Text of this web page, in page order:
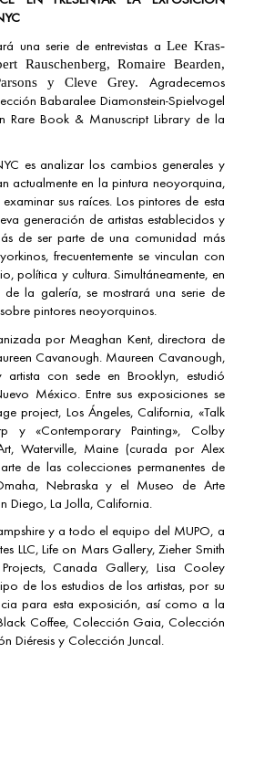
una serie de entrevistas aLee Kras-
Rauschenberg, Romaire Bearden,
y Cleve Grey.
Agradecemos
Babaralee Diamonstein-Spielvogel
Rare Book & Manuscript Library de la
es analizar los cambios generales y
actualmente en la pintura neoyorquina,
sus raíces. Los pintores de esta
generación de artistas establecidos y
de ser parte de una comunidad más
frecuentemente se vinculan con
política y cultura. Simultáneamente, en
la galería, se mostrará una serie de
pintores neoyorquinos.
por Meaghan Kent, directora de
Cavanough. Maureen Cavanough,
con sede en Brooklyn, estudió
México. Entre sus exposiciones se
project, Los Ángeles, California, «Talk
y «Contemporary Painting», Colby
Waterville, Maine (curada por Alex
de las colecciones permanentes de
Nebraska y el Museo de Arte
Diego, La Jolla, California.
y a todo el equipo del MUPO, a
LLC, Life on Mars Gallery, Zieher Smith
Canada Gallery, Lisa Cooley
de los estudios de los artistas, por su
para esta exposición, así como a la
Coffee, Colección Gaia, Colección
Diéresis y Colección Juncal.